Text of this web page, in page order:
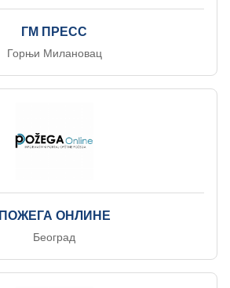
ГМ ПРЕСС
Горњи Милановац
ПОЖЕГА ОНЛИНЕ
Београд